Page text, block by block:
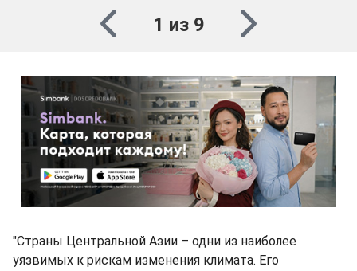
1 из 9
"Страны Центральной Азии – одни из наиболее
уязвимых к рискам изменения климата. Его